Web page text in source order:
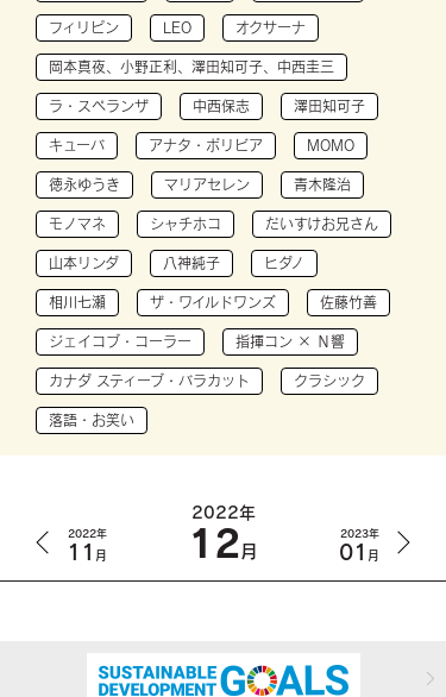
フィリピン LEO オクサーナ
岡本真夜、小野正利、澤田知可子、中西圭三
ラ・スペランザ 中西保志 澤田知可子
キューバ アナタ・ボリビア MOMO
徳永ゆうき マリアセレン 青木隆治
モノマネ シャチホコ だいすけお兄さん
山本リンダ 八神純子 ヒダノ
相川七瀬 ザ・ワイルドワンズ 佐藤竹善
ジェイコブ・コーラー 指揮コン × Ｎ響
カナダ スティーブ・バラカット クラシック
落語・お笑い
2022年
11 月
2022年
12月
2023年
01 月